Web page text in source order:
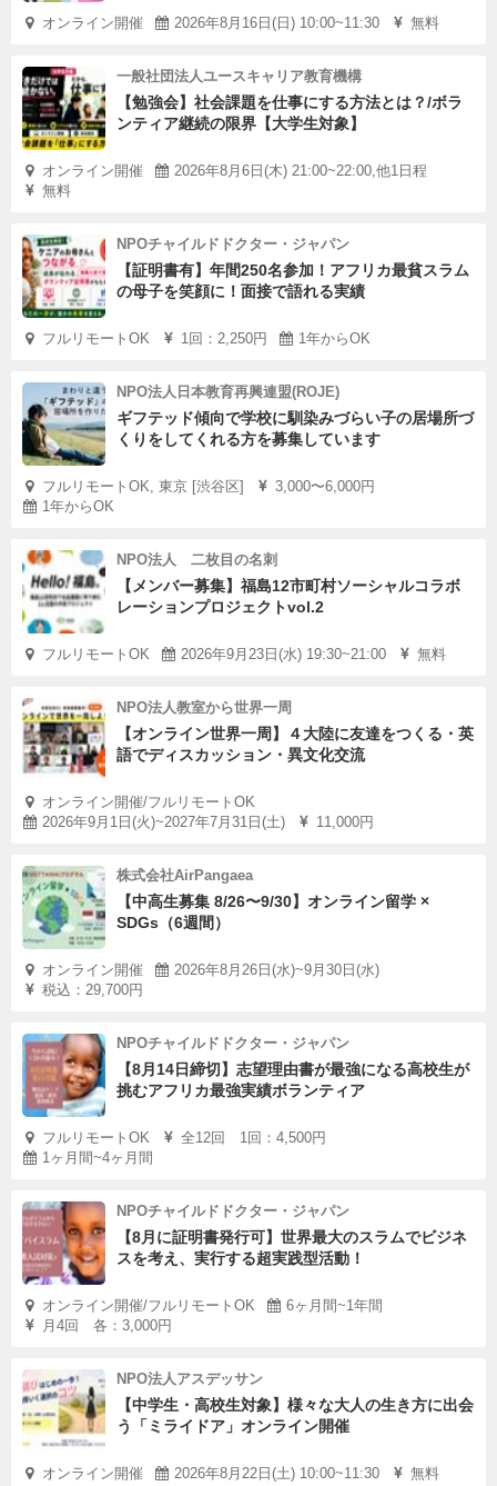
オンライン開催 2026年8月16日(日) 10:00~11:30 無料
一般社団法人ユースキャリア教育機構
【勉強会】社会課題を仕事にする方法とは？/ボラ
ンティア継続の限界【大学生対象】
オンライン開催
2026年8月6日(木) 21:00~22:00,他1日程
無料
NPOチャイルドドクター・ジャパン
【証明書有】年間250名参加！アフリカ最貧スラム
の母子を笑顔に！面接で語れる実績
フルリモートOK 1回：2,250円 1年からOK
NPO法人日本教育再興連盟(ROJE)
ギフテッド傾向で学校に馴染みづらい子の居場所づ
くりをしてくれる方を募集しています
フルリモートOK, 東京 [渋谷区]
3,000〜6,000円
1年からOK
NPO法人 二枚目の名刺
【メンバー募集】福島12市町村ソーシャルコラボ
レーションプロジェクトvol.2
フルリモートOK 2026年9月23日(水) 19:30~21:00 無料
NPO法人教室から世界一周
【オンライン世界一周】４大陸に友達をつくる・英
語でディスカッション・異文化交流
オンライン開催/フルリモートOK
2026年9月1日(火)~2027年7月31日(土)
11,000円
株式会社AirPangaea
【中高生募集 8/26〜9/30】オンライン留学 ×
SDGs（6週間）
オンライン開催
2026年8月26日(水)~9月30日(水)
税込：29,700円
NPOチャイルドドクター・ジャパン
【8月14日締切】志望理由書が最強になる高校生が
挑むアフリカ最強実績ボランティア
フルリモートOK
全12回 1回：4,500円
1ヶ月間~4ヶ月間
NPOチャイルドドクター・ジャパン
【8月に証明書発行可】世界最大のスラムでビジネ
スを考え、実行する超実践型活動！
オンライン開催/フルリモートOK
6ヶ月間~1年間
月4回 各：3,000円
NPO法人アスデッサン
【中学生・高校生対象】様々な大人の生き方に出会
う「ミライドア」オンライン開催
オンライン開催 2026年8月22日(土) 10:00~11:30 無料